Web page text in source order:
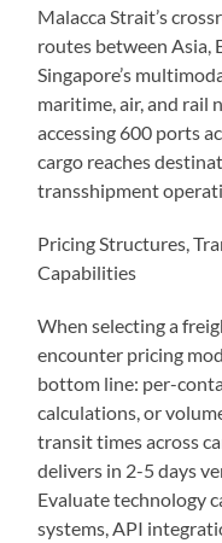
Malacca Strait’s
routes between Asia,
Singapore’s
maritime, air, and rail
accessing 600 ports
cargo reaches
transshipment
Pricing Structures,
Capabilities
When selecting a
encounter pricing
bottom line: per-
calculations, or
transit times across
delivers in 2-5 days
Evaluate technology
systems, API